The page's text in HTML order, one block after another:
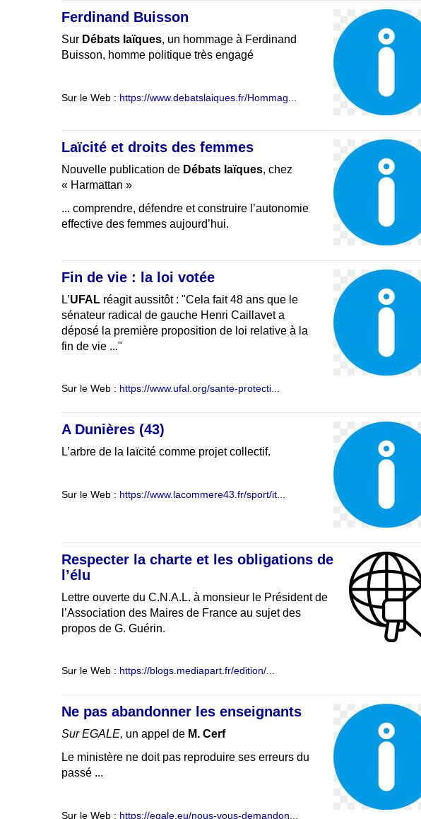
Ferdinand Buisson
Sur Débats laïques, un hommage à Ferdinand
Buisson, homme politique très engagé
Sur le Web : https://www.debatslaiques.fr/Hommag...
Laïcité et droits des femmes
Nouvelle publication de Débats laïques, chez
« Harmattan »
... comprendre, défendre et construire l’autonomie
effective des femmes aujourd’hui.
Fin de vie : la loi votée
L’UFAL réagit aussitôt : "Cela fait 48 ans que le
sénateur radical de gauche Henri Caillavet a
déposé la première proposition de loi relative à la
fin de vie ..."
Sur le Web : https://www.ufal.org/sante-protecti...
A Dunières (43)
L’arbre de la laïcité comme projet collectif.
Sur le Web : https://www.lacommere43.fr/sport/it...
Respecter la charte et les obligations de
l’élu
Lettre ouverte du C.N.A.L. à monsieur le Président de
l’Association des Maires de France au sujet des
propos de G. Guérin.
Sur le Web : https://blogs.mediapart.fr/edition/...
Ne pas abandonner les enseignants
Sur EGALE, un appel de M. Cerf
Le ministère ne doit pas reproduire ses erreurs du
passé ...
Sur le Web : https://egale.eu/nous-vous-demandon...